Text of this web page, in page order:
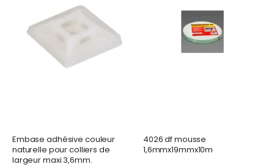
Embase adhésive couleur
naturelle pour colliers de
largeur maxi 3,6mm.
4026 df mousse
1,6mmx19mmx10m